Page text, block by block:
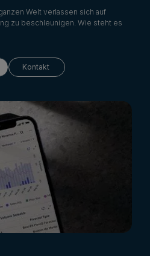
Welt verlassen sich auf
zu beschleunigen. Wie steht es
Kontakt